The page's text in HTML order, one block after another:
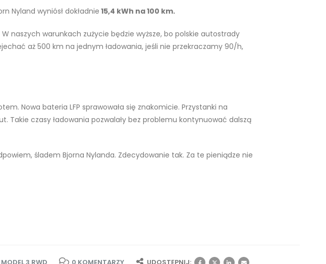
Nyland wyniósł dokładnie 15,4 kWh na 100 km.
naszych warunkach zużycie będzie wyższe, bo polskie autostrady
aż 500 km na jednym ładowania, jeśli nie przekraczamy 90/h,
Nowa bateria LFP sprawowała się znakomicie. Przystanki na
Takie czasy ładowania pozwalały bez problemu kontynuować dalszą
śladem Bjorna Nylanda. Zdecydowanie tak. Za te pieniądze nie